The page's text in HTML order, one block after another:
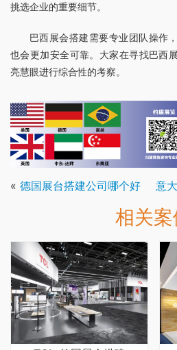
挑选企业的重要细节。
巴西展会搭建需要专业团队操作
也会更加安全可靠。大家在寻找巴西
亮慧眼进行综合性的考察。
« 德国展台搭建公司哪个好 意
相关案